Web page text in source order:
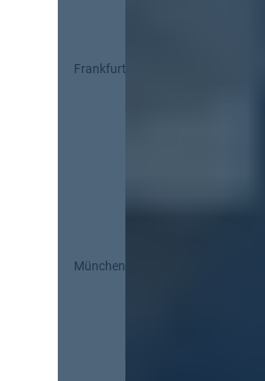
Frankfurt
München